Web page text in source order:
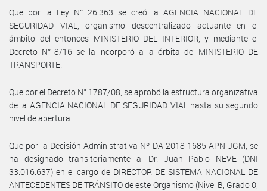
Que por la Ley N° 26.363 se creó la AGENCIA NACIONAL DE
SEGURIDAD VIAL, organismo descentralizado actuante en el
ámbito del entonces MINISTERIO DEL INTERIOR, y mediante el
Decreto N° 8/16 se la incorporó a la órbita del MINISTERIO DE
TRANSPORTE.
Que por el Decreto N° 1787/08, se aprobó la estructura organizativa
de la AGENCIA NACIONAL DE SEGURIDAD VIAL hasta su segundo
nivel de apertura.
Que por la Decisión Administrativa Nº DA-2018-1685-APN-JGM, se
ha designado transitoriamente al Dr. Juan Pablo NEVE (DNI
33.016.637) en el cargo de DIRECTOR DE SISTEMA NACIONAL DE
ANTECEDENTES DE TRÁNSITO de este Organismo (Nivel B, Grado 0,